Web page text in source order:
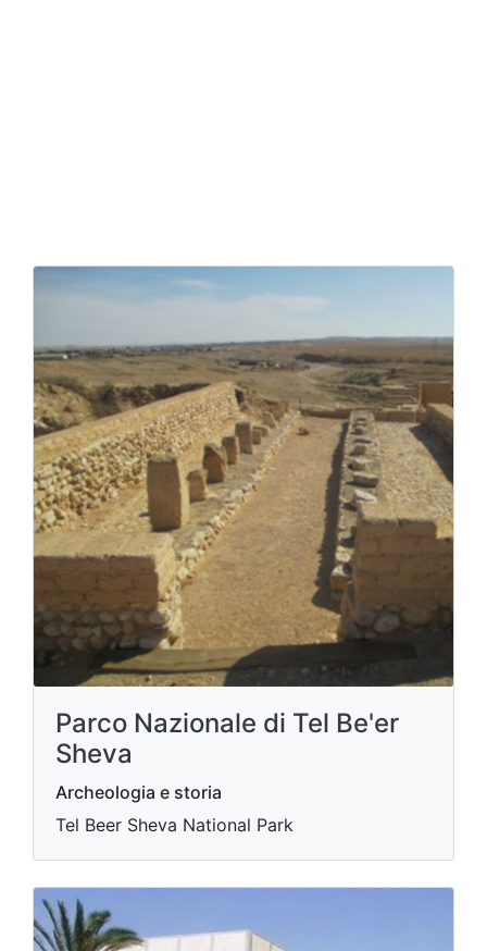
Parco Nazionale di Tel Be'er
Sheva
Archeologia e storia
Tel Beer Sheva National Park